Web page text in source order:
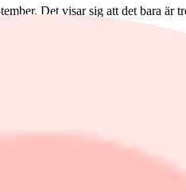
Det visar sig att det bara
finansbolag och
12 procent till närmare 85
mätt i svenska kronor. Värt
under månaden och euron
Bofa Securities har